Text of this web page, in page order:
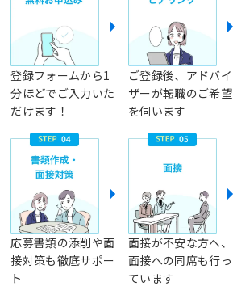
登録フォームから1
分ほどでご入力いた
だけます！
ご登録後、アドバイ
ザーが転職のご希望
を伺います
応募書類の添削や面
接対策も徹底サポー
ト
面接が不安な方へ、
面接への同席も行っ
ています